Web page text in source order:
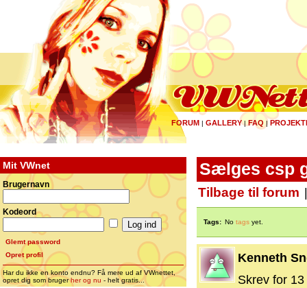
FORUM | GALLERY|FAQ |
Mit VWnet
Brugernavn
Kodeord
Glemt password
Opret profil
Har du ikke en konto endnu? Få mere ud af VWnettet,
opret dig som brugerher og nu - helt gratis...
Sælges csp
Tilbage til forum
Tags: No tags yet.
Kenneth
Skrev for